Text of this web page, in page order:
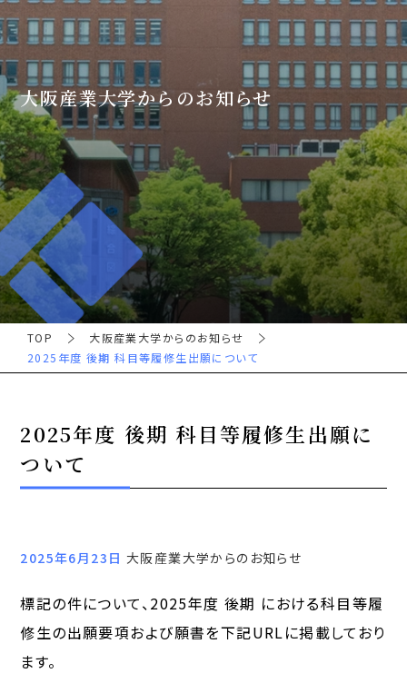
大阪産業大学からのお知らせ
TOP
大阪産業大学からのお知らせ
2025年度 後期 科目等履修生出願について
2025年度 後期 科目等履修生出願に
ついて
2025年6月23日 大阪産業大学からのお知らせ
標記の件について、2025年度 後期 における科目等履
修生の出願要項および願書を下記URLに掲載しており
ます。